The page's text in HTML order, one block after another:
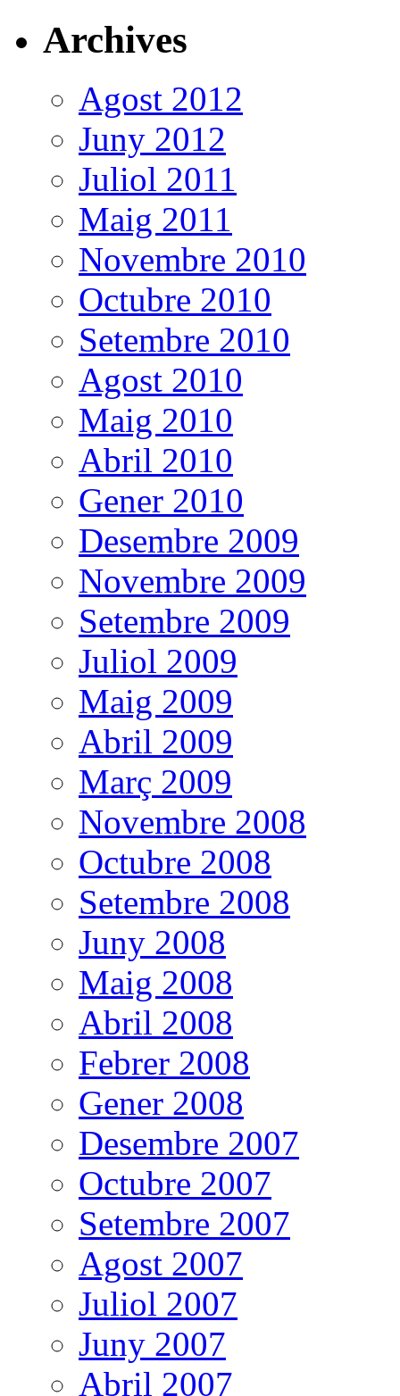
Archives
Agost 2012
Juny 2012
Juliol 2011
Maig 2011
Novembre 2010
Octubre 2010
Setembre 2010
Agost 2010
Maig 2010
Abril 2010
Gener 2010
Desembre 2009
Novembre 2009
Setembre 2009
Juliol 2009
Maig 2009
Abril 2009
Març 2009
Novembre 2008
Octubre 2008
Setembre 2008
Juny 2008
Maig 2008
Abril 2008
Febrer 2008
Gener 2008
Desembre 2007
Octubre 2007
Setembre 2007
Agost 2007
Juliol 2007
Juny 2007
Abril 2007